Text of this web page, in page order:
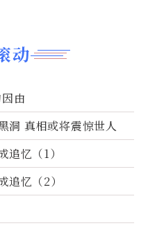
动
由
洞 真相或将震惊世人
追忆（1）
追忆（2）